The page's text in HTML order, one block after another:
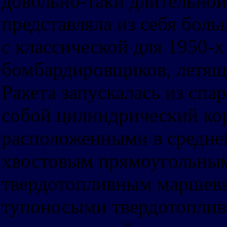
представляла из себя
с классической для 1950-
бомбардировщиков,
Ракета запускалась из
собой цилиндрический
расположенными в
хвостовым
твердотопливным
тупоносыми